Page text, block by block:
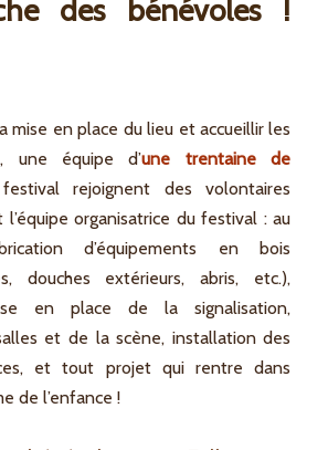
des bénévoles !
mise en place du lieu et accueillir les
une équipe d’une trentaine de
rejoignent des volontaires
organisatrice du festival : au
d’équipements en bois
douches extérieurs, abris, etc.),
en place de la signalisation,
et de la scène, installation des
et tout projet qui rentre dans
de l’enfance !